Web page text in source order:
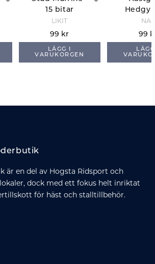
15 bitar
LIKIT
99 kr
LÄGG I
VARUKORGEN
Hedgy
NAF
99
är en del av Hogsta Ridsport och
dock med ett fokus helt inriktat
för häst och stalltillbehör.